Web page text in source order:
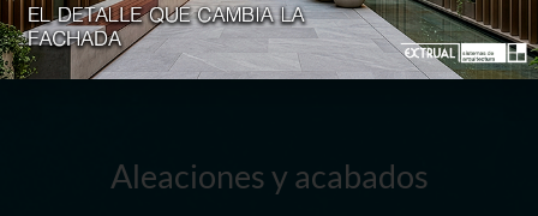
Aleaciones y acabados